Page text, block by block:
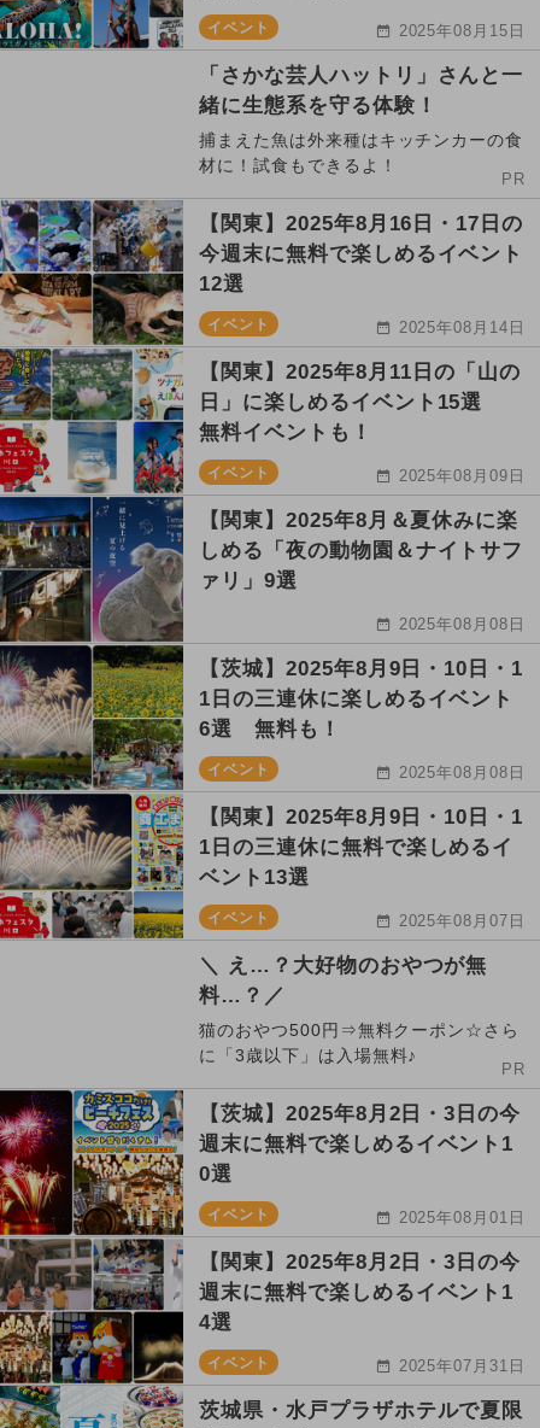
イベント 2025年08月15日
「さかな芸人ハットリ」さんと一
緒に生態系を守る体験！
捕まえた魚は外来種はキッチンカーの食
材に！試食もできるよ！
PR
【関東】2025年8月16日・17日の
今週末に無料で楽しめるイベント
12選
イベント 2025年08月14日
【関東】2025年8月11日の「山の
日」に楽しめるイベント15選
無料イベントも！
イベント 2025年08月09日
【関東】2025年8月＆夏休みに楽
しめる「夜の動物園＆ナイトサフ
ァリ」9選
2025年08月08日
【茨城】2025年8月9日・10日・1
1日の三連休に楽しめるイベント
6選 無料も！
イベント 2025年08月08日
【関東】2025年8月9日・10日・1
1日の三連休に無料で楽しめるイ
ベント13選
イベント 2025年08月07日
＼ え…？大好物のおやつが無
料…？／
猫のおやつ500円⇒無料クーポン☆さら
に「3歳以下」は入場無料♪
PR
【茨城】2025年8月2日・3日の今
週末に無料で楽しめるイベント1
0選
イベント 2025年08月01日
【関東】2025年8月2日・3日の今
週末に無料で楽しめるイベント1
4選
イベント 2025年07月31日
茨城県・水戸プラザホテルで夏限